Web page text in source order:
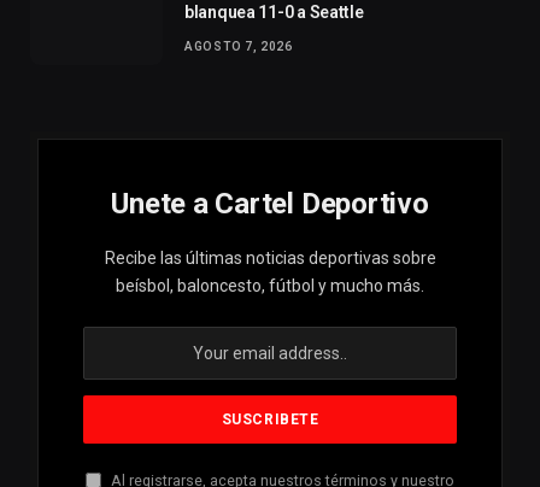
blanquea 11-0 a Seattle
AGOSTO 7, 2026
Unete a Cartel Deportivo
Recibe las últimas noticias deportivas sobre
beísbol, baloncesto, fútbol y mucho más.
Al registrarse, acepta nuestros términos y nuestro